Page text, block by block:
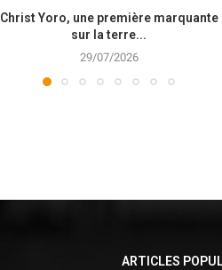
Christ Yoro, une première marquante
sur la terre...
29/07/2026
ARTICLES